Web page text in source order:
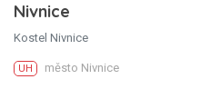
Nivnice
Kostel Nivnice
UH město Nivnice